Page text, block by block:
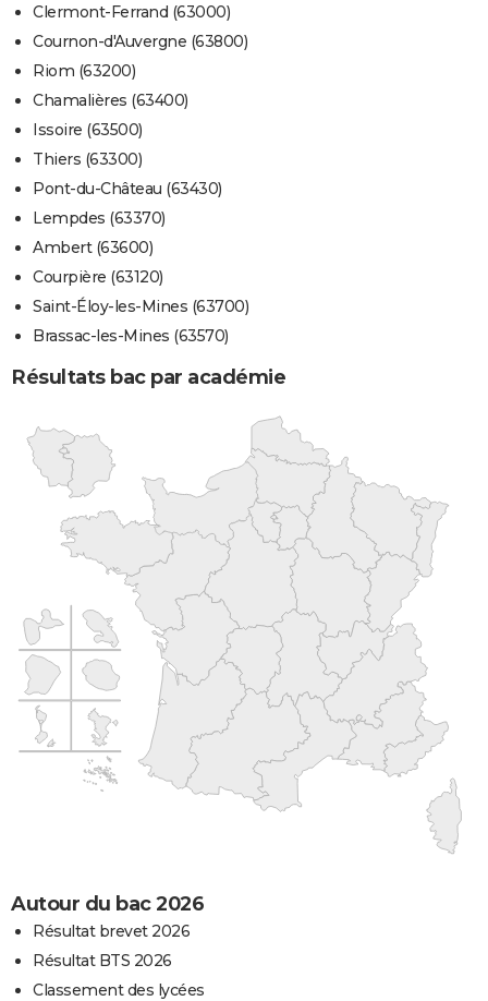
Clermont-Ferrand (63000)
Cournon-d'Auvergne (63800)
Riom (63200)
Chamalières (63400)
Issoire (63500)
Thiers (63300)
Pont-du-Château (63430)
Lempdes (63370)
Ambert (63600)
Courpière (63120)
Saint-Éloy-les-Mines (63700)
Brassac-les-Mines (63570)
Résultats bac par académie
Autour du bac 2026
Résultat brevet 2026
Résultat BTS 2026
Classement des lycées